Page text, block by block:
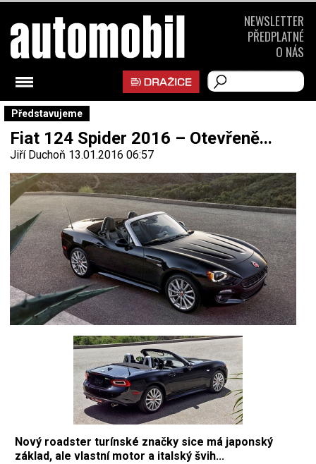
Představujeme
Fiat 124 Spider 2016 – Otevřeně...
Jiří Duchoň 13.01.2016 06:57
Nový roadster turínské značky sice má japonský
základ, ale vlastní motor a italský švih...
NEWSLETTER
PŘEDPLATNÉ
O NÁS